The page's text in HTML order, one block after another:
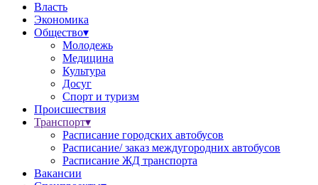
Власть
Экономика
Общество▾
Молодежь
Медицина
Культура
Досуг
Спорт и туризм
Происшествия
Транспорт▾
Расписание городских автобусов
Расписание/ заказ междугородних автобусов
Расписание ЖД транспорта
Вакансии